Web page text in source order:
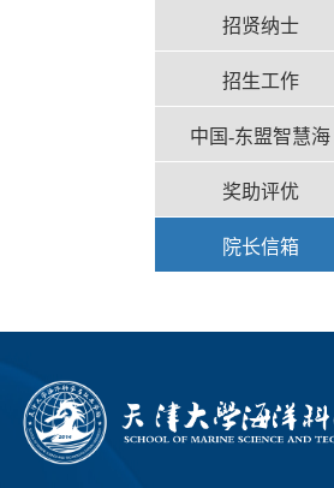
招贤纳士
招生工作
中国-东盟智慧海
洋中心
奖助评优
院长信箱